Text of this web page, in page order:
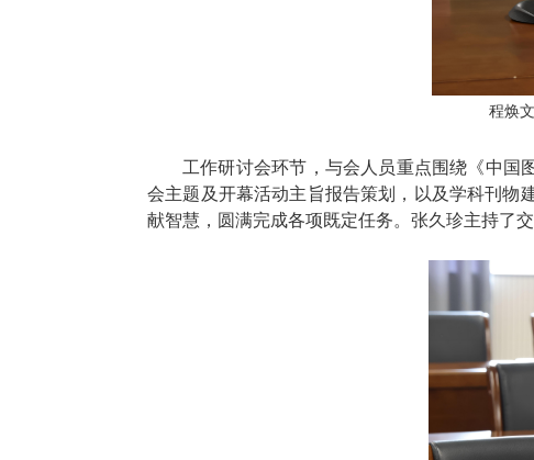
程焕
工作研讨会环节，与会人员重点围绕《中国
会主题及开幕活动主旨报告策划，以及学科刊物
献智慧，圆满完成各项既定任务。张久珍主持了交